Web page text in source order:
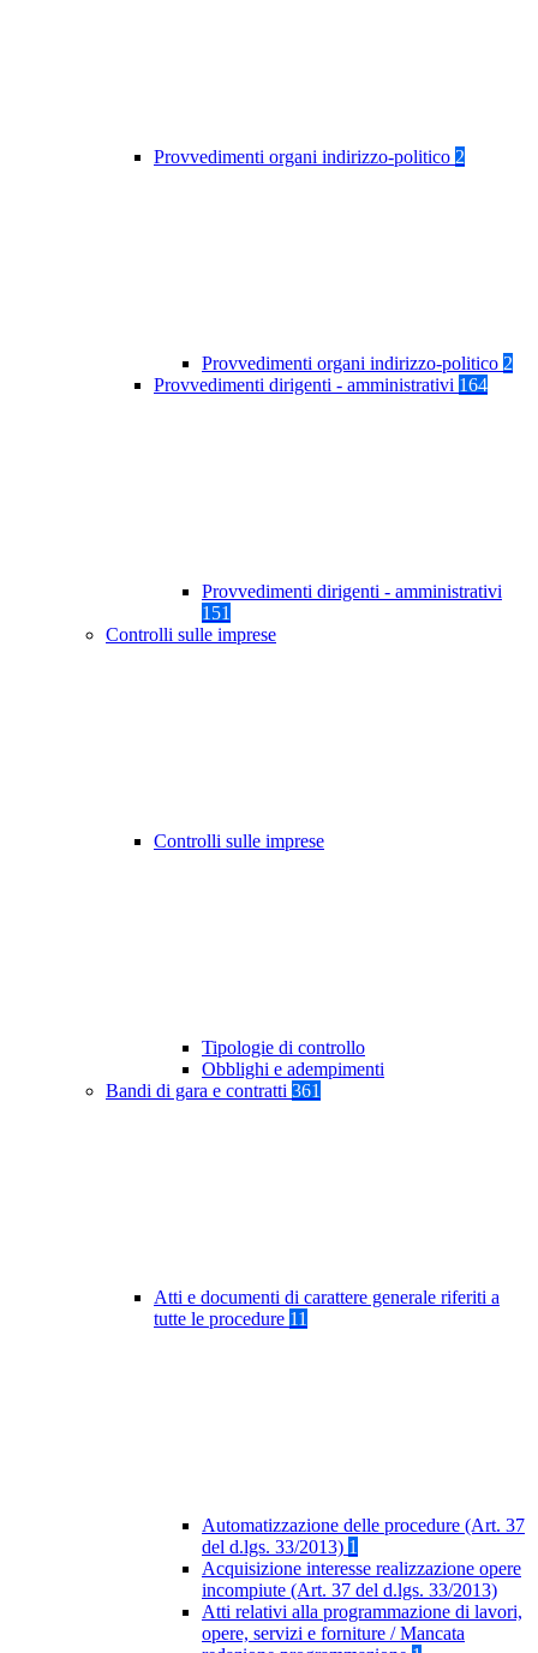
Provvedimenti organi indirizzo-politico 2
Provvedimenti organi indirizzo-politico 2
Provvedimenti dirigenti - amministrativi 164
Provvedimenti dirigenti - amministrativi
151
Controlli sulle imprese
Controlli sulle imprese
Tipologie di controllo
Obblighi e adempimenti
Bandi di gara e contratti 361
Atti e documenti di carattere generale riferiti a
tutte le procedure 11
Automatizzazione delle procedure (Art. 37
del d.lgs. 33/2013) 1
Acquisizione interesse realizzazione opere
incompiute (Art. 37 del d.lgs. 33/2013)
Atti relativi alla programmazione di lavori,
opere, servizi e forniture / Mancata